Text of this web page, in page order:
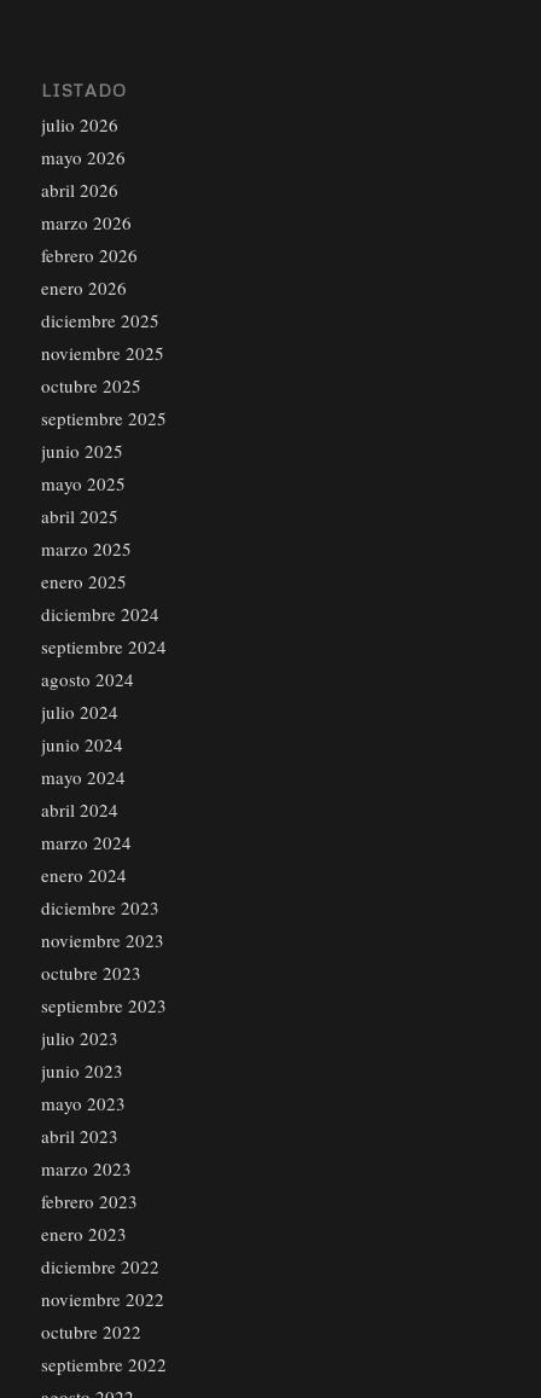
LISTADO
julio 2026
mayo 2026
abril 2026
marzo 2026
febrero 2026
enero 2026
diciembre 2025
noviembre 2025
octubre 2025
septiembre 2025
junio 2025
mayo 2025
abril 2025
marzo 2025
enero 2025
diciembre 2024
septiembre 2024
agosto 2024
julio 2024
junio 2024
mayo 2024
abril 2024
marzo 2024
enero 2024
diciembre 2023
noviembre 2023
octubre 2023
septiembre 2023
julio 2023
junio 2023
mayo 2023
abril 2023
marzo 2023
febrero 2023
enero 2023
diciembre 2022
noviembre 2022
octubre 2022
septiembre 2022